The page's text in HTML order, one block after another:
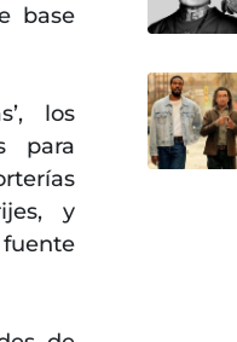
base
los
para
y